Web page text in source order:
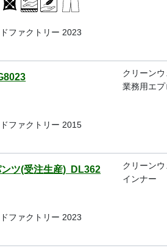
ファクトリー 2023
ファクトリー 2015
クリーンウ
業務用エプ
ツ(受注生産) DL362
ファクトリー 2023
クリーンウ
インナー